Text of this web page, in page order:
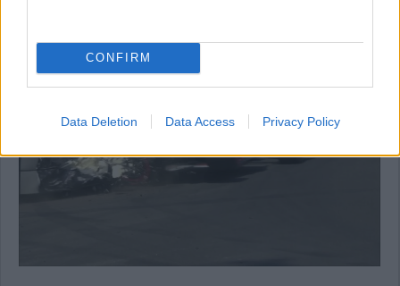
CONFIRM
Data Deletion Data Access Privacy Policy
Tecpro is.